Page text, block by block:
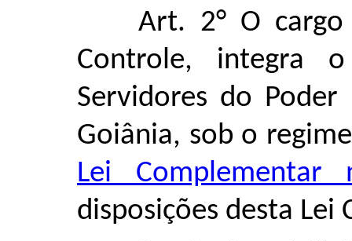
Art. 2° O
Controle, integra
Servidores do
Goiânia, sob o
Lei
disposições desta Lei